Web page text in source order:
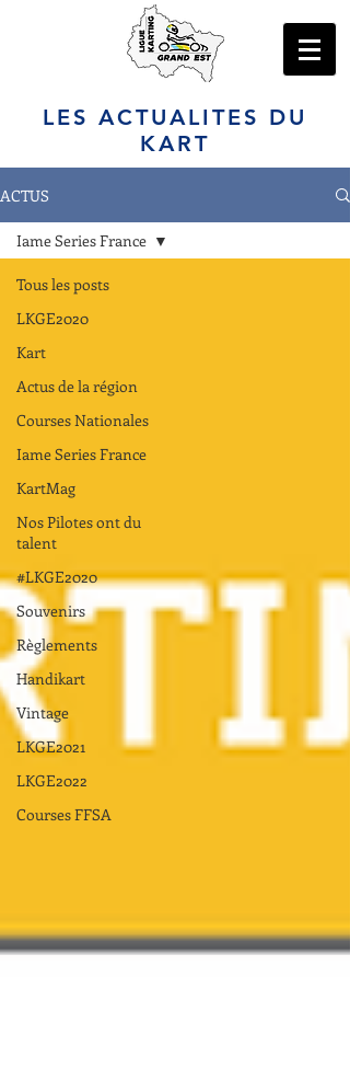
LES ACTUALITES DU
KART
ACTUS
Tous les posts
LKGE2020
Kart
Actus de la région
Courses Nationales
Iame Series France
KartMag
Nos Pilotes ont du
talent
#LKGE2020
Souvenirs
Règlements
Handikart
Vintage
LKGE2021
LKGE2022
Courses FFSA
Iame Series France